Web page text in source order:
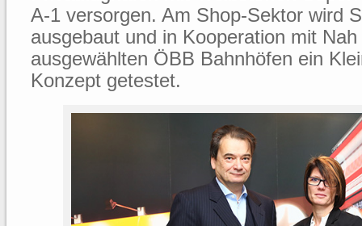
A-1 versorgen. Am Shop-Sektor wird
ausgebaut und in Kooperation mit
ausgewählten ÖBB Bahnhöfen ein
Konzept getestet.